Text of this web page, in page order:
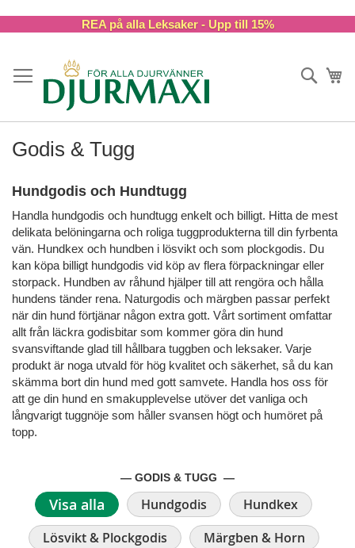
REA på alla Leksaker - Upp till 15%
Sök
Godis & Tugg
Hundgodis och Hundtugg
Handla hundgodis och hundtugg enkelt och billigt. Hitta de mest
delikata belöningarna och roliga tuggprodukterna till din fyrbenta
vän. Hundkex och hundben i lösvikt och som plockgodis. Du
kan köpa billigt hundgodis vid köp av flera förpackningar eller
storpack. Hundben av råhund hjälper till att rengöra och hålla
hundens tänder rena. Naturgodis och märgben passar perfekt
när din hund förtjänar någon extra gott. Vårt sortiment omfattar
allt från läckra godisbitar som kommer göra din hund
svansviftande glad till hållbara tuggben och leksaker. Varje
produkt är noga utvald för hög kvalitet och säkerhet, så du kan
skämma bort din hund med gott samvete. Handla hos oss för
att ge din hund en smakupplevelse utöver det vanliga och
långvarigt tuggnöje som håller svansen högt och humöret på
topp.
— GODIS & TUGG —
Visa alla Hundgodis
Hundkex
Lösvikt & Plockgodis
Märgben & Horn